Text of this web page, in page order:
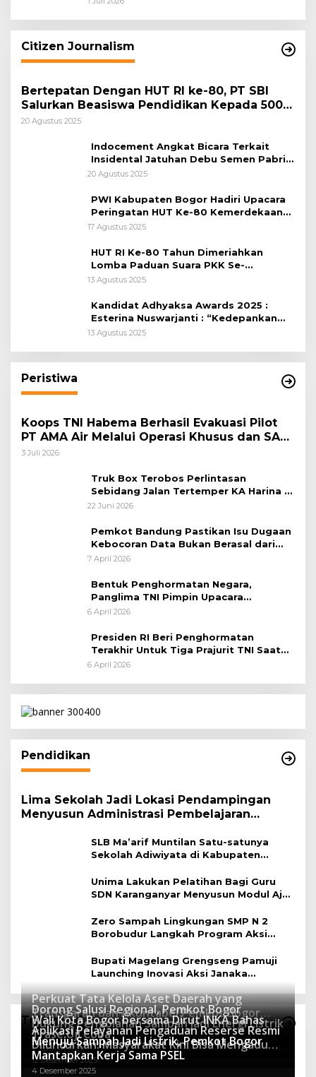
Citizen Journalism
Bertepatan Dengan HUT RI ke-80, PT SBI
Salurkan Beasiswa Pendidikan Kepada 500
Pelajar
20 Agustus 2025
Indocement Angkat Bicara Terkait
Insidental Jatuhan Debu Semen Pabrik
Citeureup
20 Agustus 2025
PWI Kabupaten Bogor Hadiri Upacara
Peringatan HUT Ke-80 Kemerdekaan
RI, di Lapangan Tegar Beriman
17 Agustus 2025
HUT RI Ke-80 Tahun Dimeriahkan
Lomba Paduan Suara PKK Se-
Kabupaten Bogor
13 Agustus 2025
Kandidat Adhyaksa Awards 2025 :
Esterina Nuswarjanti : “Kedepankan
Keadilan Restoratif Wujudkan
13 Agustus 2025
Peristiwa
Koops TNI Habema Berhasil Evakuasi Pilot
PT AMA Air Melalui Operasi Khusus dan SAR
Taktis
3 Juli 2026
Truk Box Terobos Perlintasan
Sebidang Jalan Tertemper KA Harina di
Jalan Stasiun Poncol-Jrakah Semarang
22 Juni 2026
Pemkot Bandung Pastikan Isu Dugaan
Kebocoran Data Bukan Berasal dari
Server Disdukcapil
7 April 2026
Bentuk Penghormatan Negara,
Panglima TNI Pimpin Upacara
Pemakaman Militer
6 April 2026
Presiden RI Beri Penghormatan
Terakhir Untuk Tiga Prajurit TNI Saat
Persemayaman di Bandara Soekarno-
6 April 2026
Pendidikan
Lima Sekolah Jadi Lokasi Pendampingan
Menyusun Administrasi Pembelajaran
SLB Ma’arif Muntilan Satu-satunya
Sekolah Adiwiyata di Kabupaten
Unima Lakukan Pelatihan Bagi Guru
SDN Karanganyar Menyusun Modul Ajar
Zero Sampah Lingkungan SMP N 2
Borobudur Langkah Program Aksi
Bupati Magelang Grengseng Pamuji
Launching Inovasi Aksi Janaka
Program Sekolah Adiwiyata
Teknologi
Perkuat Tata Kelola Aset Daerah yang
Transparan dan Akuntabel Pemkot Bogor
Luncurkan SIMASDA
8 Juli 2026
Dorong Salusi Regional, Pemkot Bogor
Dukung Pengolahan Sampah Jadi Energi Listrik
8 April 2026
Wali Kota Bogor bersama Dirut INKA Bahas
Trase Uji Coba
7 Januari 2026
Aplikasi Pelayanan Pengaduan Reserse Resmi
Diluncurkan: Masyarakat Kini Bisa Mengadu
Lebih Cepat, Mudah, dan Terintegrasi
12 Desember 2025
Menuju Sampah Jadi Listrik, Pemkot Bogor
Mantapkan Kerja Sama PSEL
4 Desember 2025